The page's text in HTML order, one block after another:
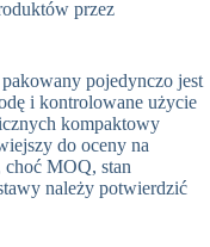
przez
pojedynczo jest
i kontrolowane użycie
kompaktowy
do oceny na
MOQ, stan
należy potwierdzić